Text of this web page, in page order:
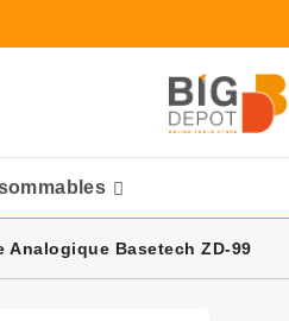
Analogique Basetech ZD-99